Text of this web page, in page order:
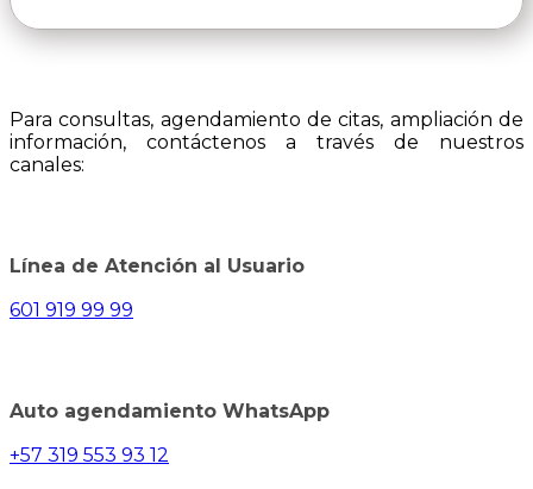
Para consultas, agendamiento de citas, ampliación de
información, contáctenos a través de nuestros
canales:
Línea de Atención al Usuario
601 919 99 99
Auto agendamiento WhatsApp
+57 319 553 93 12